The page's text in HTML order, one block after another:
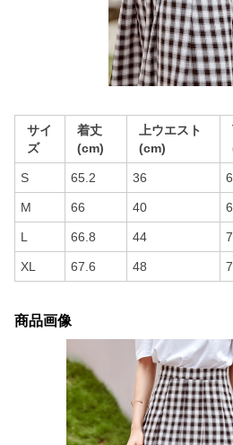
サイ
ズ
着丈
(cm)
上ウエスト
(cm)
S 65.2 36
M 66 40
L 66.8 44
XL 67.6 48
商品画像